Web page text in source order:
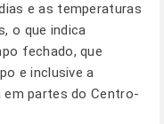
e as temperaturas
o que indica
fechado, que
e inclusive a
partes do Centro-